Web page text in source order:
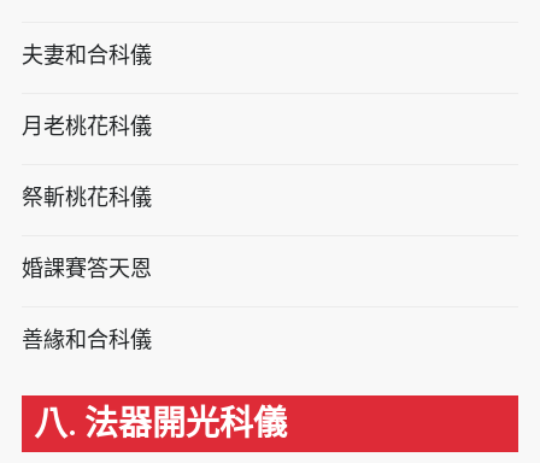
夫妻和合科儀
月老桃花科儀
祭斬桃花科儀
婚課賽答天恩
善緣和合科儀
八. 法器開光科儀